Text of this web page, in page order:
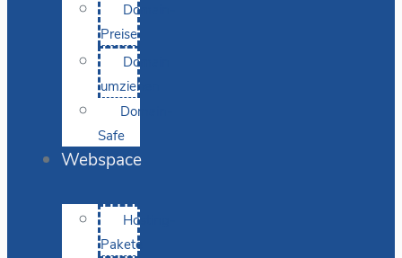
Domain-
Preise
Domain
umziehen
Domain-
Safe
Webspace
Hosting-
Pakete